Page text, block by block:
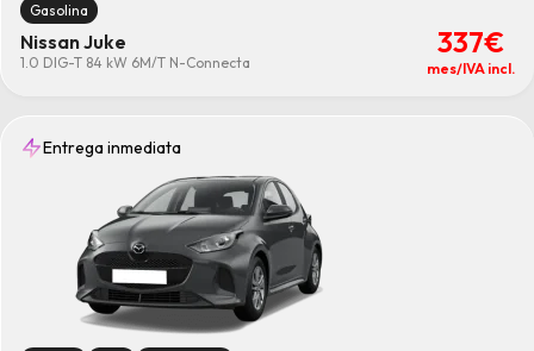
Gasolina
Nissan Juke
1.0 DIG-T 84 kW 6M/T N-Connecta
337€
mes/IVA incl.
Entrega inmediata